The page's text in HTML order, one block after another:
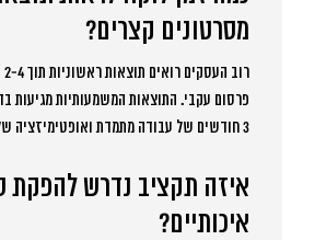
מסרטונים קצרים?
3 חודשים של עבודה מתמדת ואופטימיזציה של התוכן.
איזה תקציב נדרש להפקת
איכותיים?